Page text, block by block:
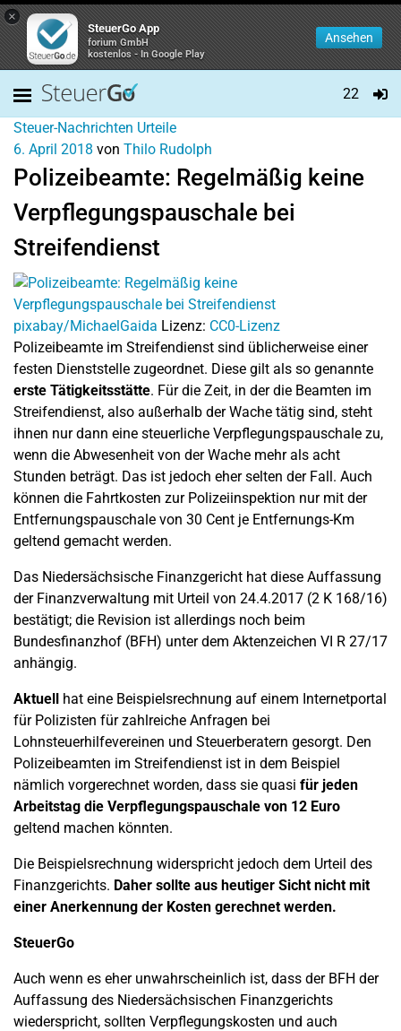
×
SteuerGo App
forium GmbH
kostenlos - In Google Play
Ansehen
22
Steuer-Nachrichten Urteile
6. April 2018 von Thilo Rudolph
Polizeibeamte: Regelmäßig keine
Verpflegungspauschale bei
Streifendienst
pixabay/MichaelGaida Lizenz: CC0-Lizenz
Polizeibeamte im Streifendienst sind üblicherweise einer
festen Dienststelle zugeordnet. Diese gilt als so genannte
erste Tätigkeitsstätte. Für die Zeit, in der die Beamten im
Streifendienst, also außerhalb der Wache tätig sind, steht
ihnen nur dann eine steuerliche Verpflegungspauschale zu,
wenn die Abwesenheit von der Wache mehr als acht
Stunden beträgt. Das ist jedoch eher selten der Fall. Auch
können die Fahrtkosten zur Polizeiinspektion nur mit der
Entfernungspauschale von 30 Cent je Entfernungs-Km
geltend gemacht werden.
Das Niedersächsische Finanzgericht hat diese Auffassung
der Finanzverwaltung mit Urteil von 24.4.2017 (2 K 168/16)
bestätigt; die Revision ist allerdings noch beim
Bundesfinanzhof (BFH) unter dem Aktenzeichen VI R 27/17
anhängig.
Aktuell hat eine Beispielsrechnung auf einem Internetportal
für Polizisten für zahlreiche Anfragen bei
Lohnsteuerhilfevereinen und Steuerberatern gesorgt. Den
Polizeibeamten im Streifendienst ist in dem Beispiel
nämlich vorgerechnet worden, dass sie quasi für jeden
Arbeitstag die Verpflegungspauschale von 12 Euro
geltend machen könnten.
Die Beispielsrechnung widerspricht jedoch dem Urteil des
Finanzgerichts. Daher sollte aus heutiger Sicht nicht mit
einer Anerkennung der Kosten gerechnet werden.
SteuerGo
Auch wenn es eher unwahrscheinlich ist, dass der BFH der
Auffassung des Niedersächsischen Finanzgerichts
wiederspricht, sollten Verpflegungskosten und auch